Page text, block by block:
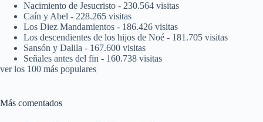
Nacimiento de Jesucristo - 230.564 visitas
Caín y Abel - 228.265 visitas
Los Diez Mandamientos - 186.426 visitas
Los descendientes de los hijos de Noé - 181.705 visitas
Sansón y Dalila - 167.600 visitas
Señales antes del fin - 160.738 visitas
ver los 100 más populares
Más comentados